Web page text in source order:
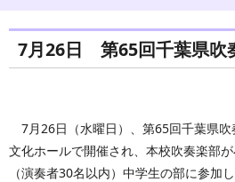
7月26日 第65回千葉県吹
7月26日（水曜日）、第65回千葉県
文化ホールで開催され、本校吹奏楽部
（演奏者30名以内）中学生の部に参加